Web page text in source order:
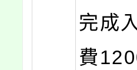
完成
費